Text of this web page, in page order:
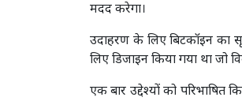
मदद करेगा।
उदाहरण के लिए बिटकॉइन का
लिए डिजाइन किया गया था जो
एक बार उद्देश्यों को परिभाषित